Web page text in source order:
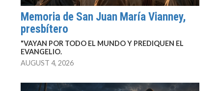
Memoria de San Juan María Vianney,
presbítero
"VAYAN POR TODO EL MUNDO Y PREDIQUEN EL
EVANGELIO.
AUGUST 4, 2026